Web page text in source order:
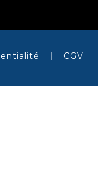
CGV